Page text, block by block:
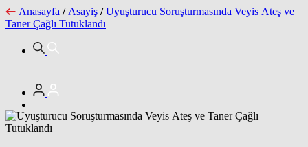
Anasayfa / Asayiş / Uyuşturucu Soruşturmasında Veyis Ateş ve
Taner Çağlı Tutuklandı